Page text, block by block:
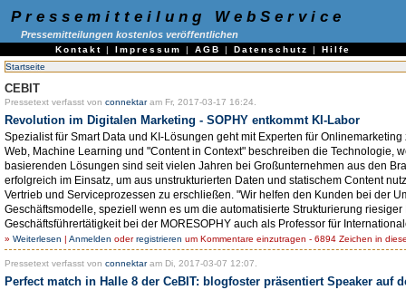
Pressemitteilung WebService
Pressemitteilungen kostenlos veröffentlichen
Kontakt | Impressum | AGB | Datenschutz | Hilfe
Startseite
CEBIT
Pressetext verfasst von connektaram Fr, 2017-03-17 16:24.
Revolution im Digitalen Marketing - SOPHY entkommt KI-Labor
Spezialist für Smart Data und KI-Lösungen geht mit Experten für
Web, Machine Learning und "Content in Context" beschreiben die Technologie,
basierenden Lösungen sind seit vielen Jahren bei Großunternehmen aus den
erfolgreich im Einsatz, um aus unstrukturierten Daten und statischem Content
Vertrieb und Serviceprozessen zu erschließen. "Wir helfen den Kunden bei der
Geschäftsmodelle, speziell wenn es um die automatisierte Strukturierung
Geschäftsführertätigkeit bei der MORESOPHY auch als Professor für
» Weiterlesen | Anmelden oderregistrieren um Kommentare einzutragen - 6894 Zeichen in
Pressetext verfasst von connektaram Di, 2017-03-07 12:07.
Perfect match in Halle 8 der CeBIT: blogfoster präsentiert Speaker auf